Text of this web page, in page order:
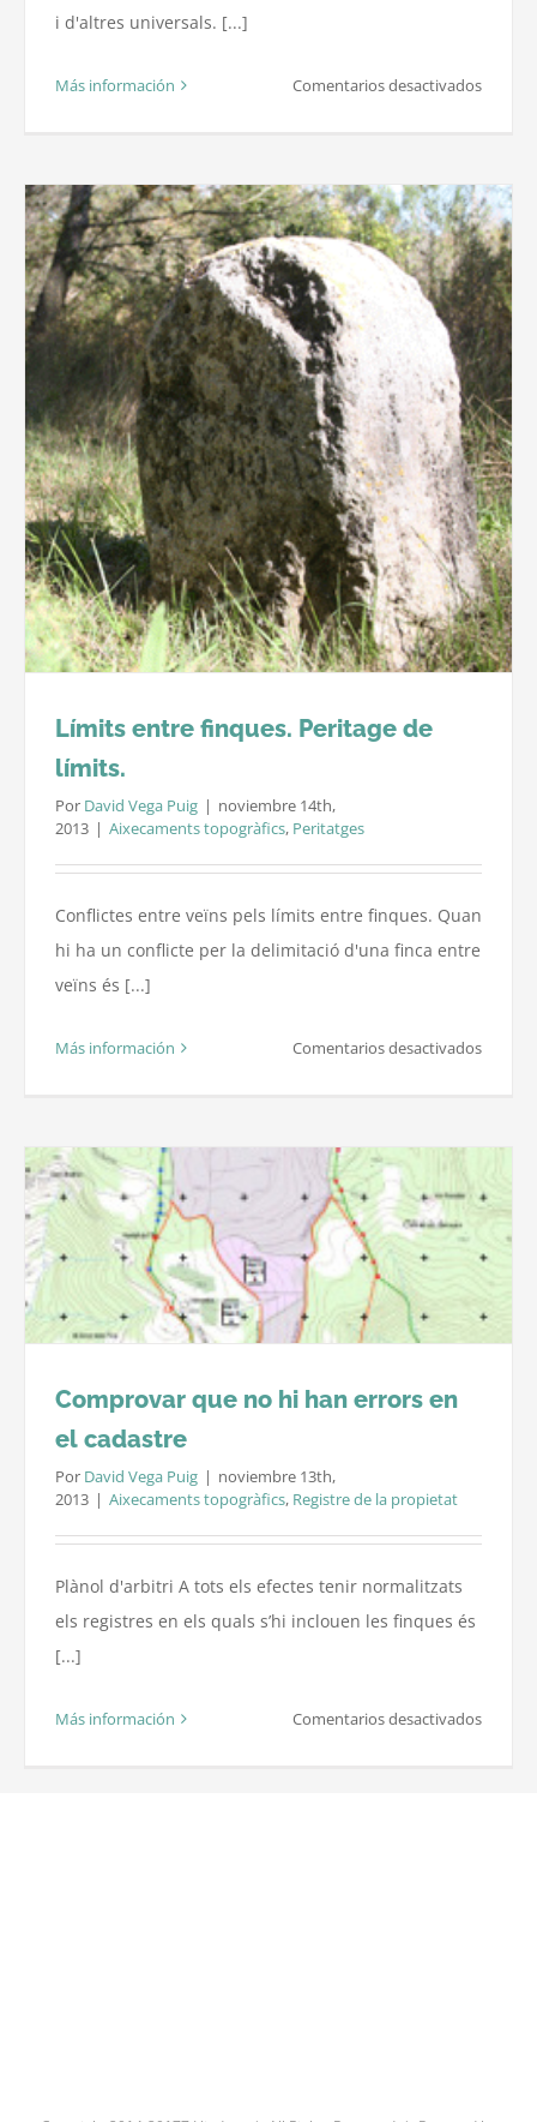
i d'altres universals. [...]
Más información Comentarios desactivadosen
de
mides
a
la
de
Girona
Límits entre finques. Peritage de
límits.
Por David Vega Puig | noviembre 14th,
2013 | Aixecaments topogràfics, Peritatges
Conflictes entre veïns pels límits entre finques. Quan
hi ha un conflicte per la delimitació d'una finca entre
veïns és [...]
Más información Comentarios desactivadosen
finques.
de
límits.
Comprovar que no hi han errors en
el cadastre
Por David Vega Puig | noviembre 13th,
2013 | Aixecaments topogràfics, Registre de la propietat
Plànol d'arbitri A tots els efectes tenir normalitzats
els registres en els quals s’hi inclouen les finques és
[...]
Más información Comentarios desactivadosen